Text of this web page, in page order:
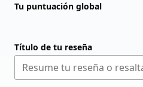
Tu puntuación global
Título de tu reseña